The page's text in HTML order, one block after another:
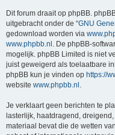
Dit forum draait op phpBB.
uitgebracht onder de “GNU
gedownload worden via
www.phpbb.nl . De phpBB-
mogelijk. phpBB Limited is niet
juist geweigerd als toelaatbare
phpBB kun je vinden op https://
website www.phpbb.nl .
Je verklaart geen berichten te
lasterlijk, haatdragend,
materiaal bevat die de wetten